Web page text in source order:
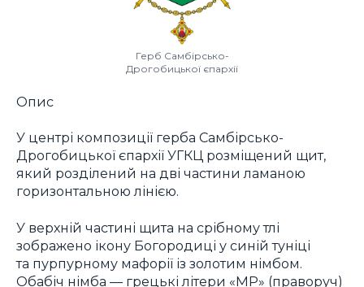
Герб Самбірсько-
Дрогобицької єпархії
Опис
У центрі композиції герба Самбірсько-
Дрогобицької єпархії УГКЦ розміщений щит,
який розділений на дві частини ламаною
горизонтальною лінією.
У верхній частині щита на срібному тлі
зображено ікону Богородиці у синій туніці
та пурпурному мафорії із золотим німбом.
Обабіч німба — грецькі літери «МР» (праворуч)